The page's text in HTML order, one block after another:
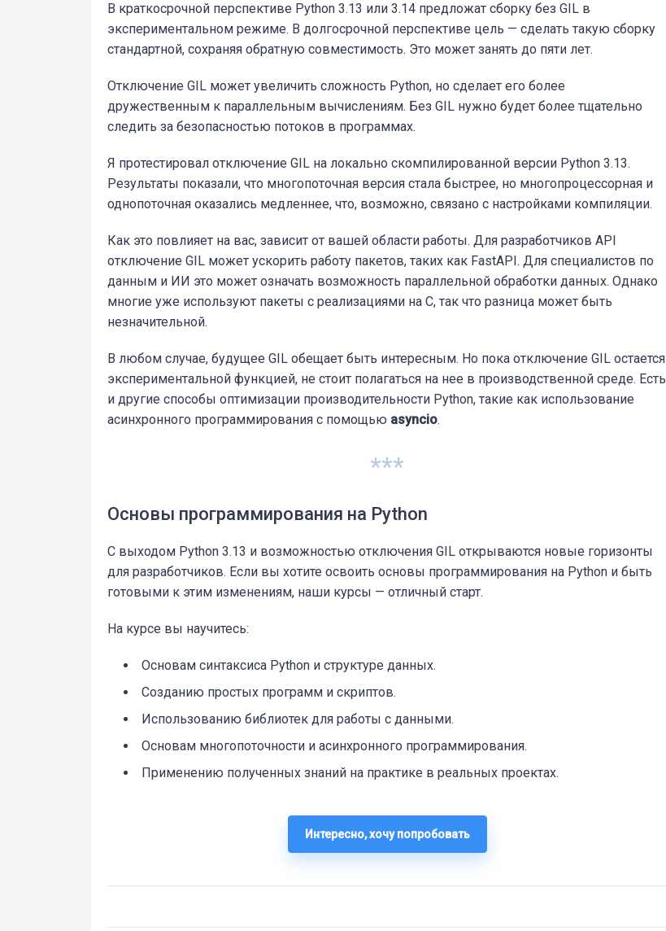
В краткосрочной перспективе Python 3.13 или 3.14 предложат сборку без GIL в
экспериментальном режиме. В долгосрочной перспективе цель — сделать такую сборку
стандартной, сохраняя обратную совместимость. Это может занять до пяти лет.
Отключение GIL может увеличить сложность Python, но сделает его более
дружественным к параллельным вычислениям. Без GIL нужно будет более тщательно
следить за безопасностью потоков в программах.
Я протестировал отключение GIL на локально скомпилированной версии Python 3.13.
Результаты показали, что многопоточная версия стала быстрее, но многопроцессорная и
однопоточная оказались медленнее, что, возможно, связано с настройками компиляции.
Как это повлияет на вас, зависит от вашей области работы. Для разработчиков API
отключение GIL может ускорить работу пакетов, таких как FastAPI. Для специалистов по
данным и ИИ это может означать возможность параллельной обработки данных. Однако
многие уже используют пакеты с реализациями на C, так что разница может быть
незначительной.
В любом случае, будущее GIL обещает быть интересным. Но пока отключение GIL остается
экспериментальной функцией, не стоит полагаться на нее в производственной среде. Есть
и другие способы оптимизации производительности Python, такие как использование
асинхронного программирования с помощью asyncio.
***
Основы программирования на Python
С выходом Python 3.13 и возможностью отключения GIL открываются новые горизонты
для разработчиков. Если вы хотите освоить основы программирования на Python и быть
готовыми к этим изменениям, наши курсы — отличный старт.
На курсе вы научитесь:
Основам синтаксиса Python и структуре данных.
Созданию простых программ и скриптов.
Использованию библиотек для работы с данными.
Основам многопоточности и асинхронного программирования.
Применению полученных знаний на практике в реальных проектах.
Интересно, хочу попробовать